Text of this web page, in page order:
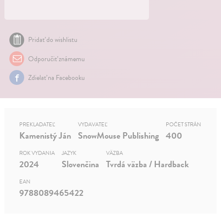
Pridať do wishlistu
Odporučiť známemu
Zdielať na Facebooku
PREKLADATEĽ
Kamenistý Ján
VYDAVATEĽ
SnowMouse Publishing
POČET STRÁN
400
ROK VYDANIA
2024
JAZYK
Slovenčina
VÄZBA
Tvrdá väzba / Hardback
EAN
9788089465422